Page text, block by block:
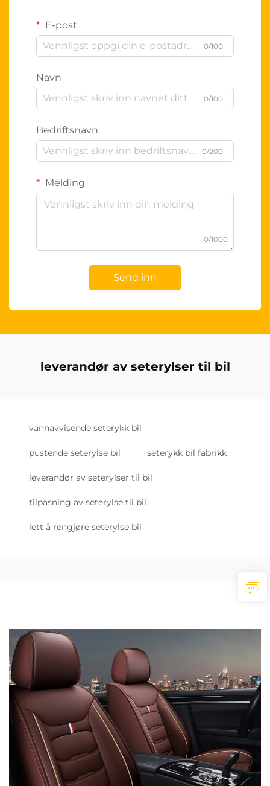
E-post
0/100
Navn
0/100
Bedriftsnavn
0/200
Melding
0/1000
Send inn
leverandør av seterylser til bil
vannavvisende seterykk bil
pustende seterylse bil seterykk bil fabrikk
leverandør av seterylser til bil
tilpasning av seterylse til bil
lett å rengjøre seterylse bil